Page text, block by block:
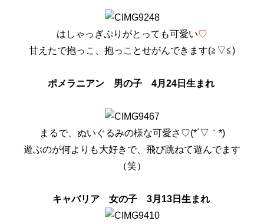
はしゃっぎぷりがとっても可愛い♡
甘えたで抱っこ、抱っことせがんできます(≧▽≦)
ポメラニアン 男の子 4月24日生まれ
まるで、ぬいぐるみの様な可愛さ♡(*´▽｀*)
遊ぶのが何よりも大好きで、飛び跳ねて遊んでます
（笑）
キャバリア 女の子 3月13日生まれ